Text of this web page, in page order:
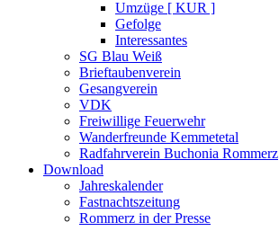
Umzüge [ KUR ]
Gefolge
Interessantes
SG Blau Weiß
Brieftaubenverein
Gesangverein
VDK
Freiwillige Feuerwehr
Wanderfreunde Kemmetetal
Radfahrverein Buchonia Rommerz
Download
Jahreskalender
Fastnachtszeitung
Rommerz in der Presse